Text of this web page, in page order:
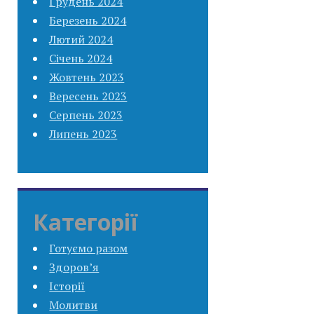
Березень 2024
Лютий 2024
Січень 2024
Жовтень 2023
Вересень 2023
Серпень 2023
Липень 2023
Категорії
Готуємо разом
Здоров’я
Історії
Молитви